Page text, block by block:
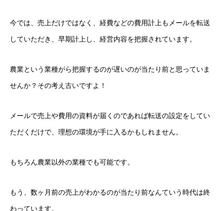
今では、売上だけではなく、経費などの費用計上もメールを転送
していただき、早期計上し、経営内容を把握されています。
農業という業種がら把握するのが遅いのが当たり前と思っていま
せんか？その考え古いですよ！
メールで売上や費用の資料が届くのであれば転送の設定をしてい
ただくだけで、理想の環境が手に入るかもしれません。
もちろん農業以外の業種でも可能です。
もう、数ヶ月前の売上がわかるのが当たり前なんていう時代は終
わっています。